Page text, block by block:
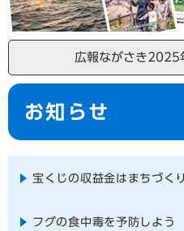
広報ながさき2025
本
お知らせ
宝くじの収益金はまちづく
フグの食中毒を予防しよう